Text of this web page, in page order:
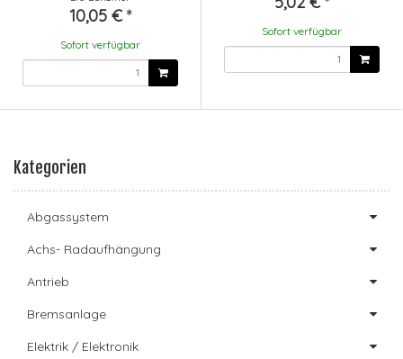
10,05 € *
Sofort verfügbar
Sofort verfügbar
Kategorien
Abgassystem
Achs- Radaufhängung
Antrieb
Bremsanlage
Elektrik / Elektronik